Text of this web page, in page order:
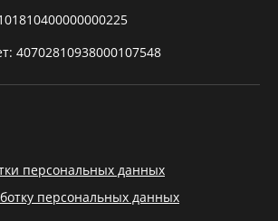
40702810938000107548
персональных данных
персональных данных